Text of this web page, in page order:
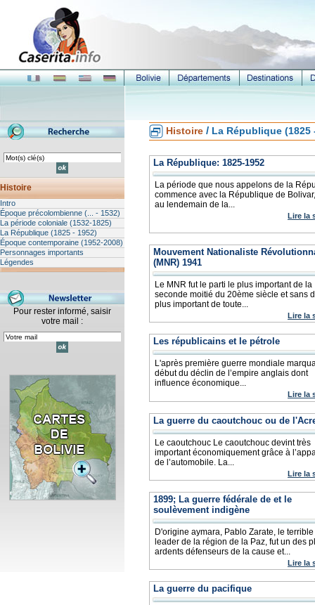
Histoire
Intro
Époque précolombienne (... - 1532)
La période coloniale (1532-1825)
La République (1825 - 1952)
Époque contemporaine (1952-2008)
Personnages importants
Légendes
Pour rester informé, saisir
votre mail :
Histoire / La République (1825
La République: 1825-1952
La période que nous appelons de la
commence avec la République de
au lendemain de la...
Lire la
Mouvement Nationaliste
(MNR) 1941
Le MNR fut le parti le plus important de la
seconde moitié du 20ème siècle et sans
plus important de toute...
Lire la
Les républicains et le pétrole
L'après première guerre mondiale
début du déclin de l’empire anglais dont
influence économique...
Lire la
La guerre du caoutchouc ou de
Le caoutchouc Le caoutchouc devint très
important économiquement grâce à
de l’automobile. La...
Lire la
1899; La guerre fédérale de et le
soulèvement indigène
D'origine aymara, Pablo Zarate, le
leader de la région de la Paz, fut un des
ardents défenseurs de la cause et...
Lire la
La guerre du pacifique